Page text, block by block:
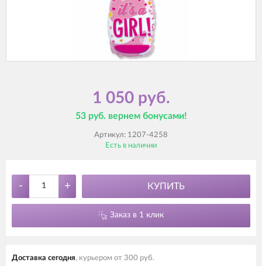
1 050 руб.
53 руб. вернем бонусами!
Артикул: 1207-4258
Есть в наличии
- + КУПИТЬ
Заказ в 1 клик
Доставка cегодня, курьером от 300 руб.